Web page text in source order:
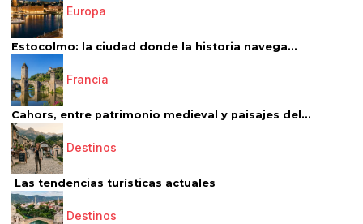
Europa
Estocolmo: la ciudad donde la historia navega...
Francia
Cahors, entre patrimonio medieval y paisajes del...
Destinos
Las tendencias turísticas actuales
Destinos